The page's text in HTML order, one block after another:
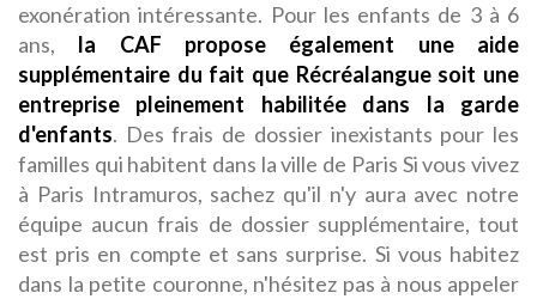
exonération intéressante. Pour les enfants de 3 à 6
ans, la CAF propose également une aide
supplémentaire du fait que Récréalangue soit une
entreprise pleinement habilitée dans la garde
d'enfants. Des frais de dossier inexistants pour les
familles qui habitent dans la ville de Paris Si vous vivez
à Paris Intramuros, sachez qu'il n'y aura avec notre
équipe aucun frais de dossier supplémentaire, tout
est pris en compte et sans surprise. Si vous habitez
dans la petite couronne, n'hésitez pas à nous appeler